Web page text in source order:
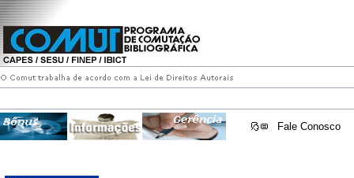
Fale Conosco